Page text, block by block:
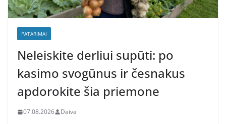
PATARIMAI
Neleiskite derliui supūti: po
kasimo svogūnus ir česnakus
apdorokite šia priemone
07.08.2026 Daiva